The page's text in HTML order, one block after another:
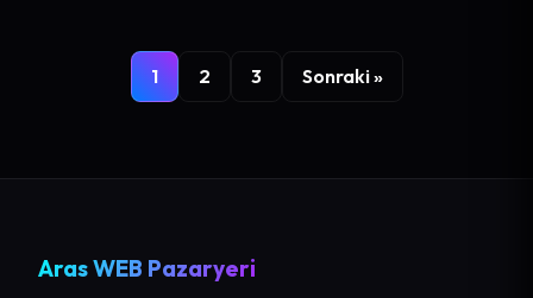
1 2 3 Sonraki »
Aras WEB Pazaryeri